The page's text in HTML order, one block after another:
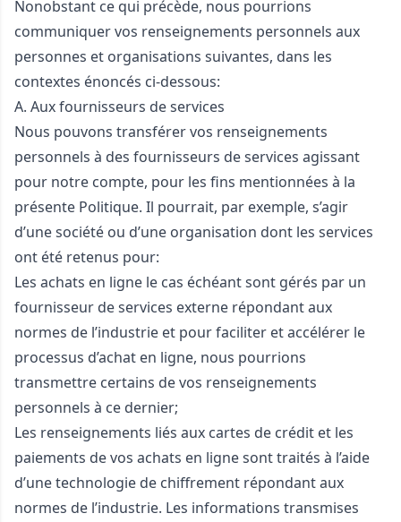
Nonobstant ce qui précède, nous pourrions
communiquer vos renseignements personnels aux
personnes et organisations suivantes, dans les
contextes énoncés ci-dessous:
A. Aux fournisseurs de services
Nous pouvons transférer vos renseignements
personnels à des fournisseurs de services agissant
pour notre compte, pour les fins mentionnées à la
présente Politique. Il pourrait, par exemple, s’agir
d’une société ou d’une organisation dont les services
ont été retenus pour:
Les achats en ligne le cas échéant sont gérés par un
fournisseur de services externe répondant aux
normes de l’industrie et pour faciliter et accélérer le
processus d’achat en ligne, nous pourrions
transmettre certains de vos renseignements
personnels à ce dernier;
Les renseignements liés aux cartes de crédit et les
paiements de vos achats en ligne sont traités à l’aide
d’une technologie de chiffrement répondant aux
normes de l’industrie. Les informations transmises